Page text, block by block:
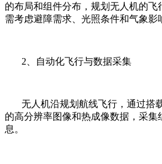
的布局和组件分布，规划无人机的飞
需考虑避障需求、光照条件和气象影
2、自动化飞行与数据采集
无人机沿规划航线飞行，通过搭
的高分辨率图像和热成像数据，采
息。